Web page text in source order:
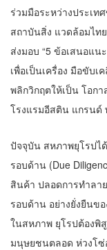
ร่วมมือระหว่างประเท
สถาบันสิ่ง แวดล้อมไท
ส่งมอบ “5 ข้อเสนอแน
เพื่อเป็นเครื่อง มือขับ
พลิกวิกฤตให้เป็น โอก
โรงแรมอีสติน แกรนด์
ปัจจุบัน สหภาพยุโรปไ
รอบด้าน (Due
สินค้า ปลอดการทำลา
รอบด้าน อย่างยั่งยืนข
ในสหภาพ ยุโรปต้องพิ
มนุษยชนตลอด ห่วงโ